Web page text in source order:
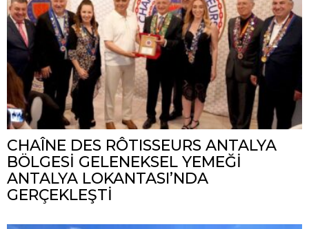
CHAÎNE DES RÔTISSEURS ANTALYA
BÖLGESİ GELENEKSEL YEMEĞİ
ANTALYA LOKANTASI’NDA
GERÇEKLEŞTİ